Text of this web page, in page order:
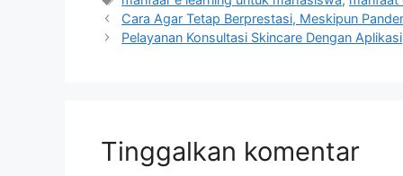
Cara Agar Tetap Berprestasi, Meskipun
Pelayanan Konsultasi Skincare Dengan Aplikasi
Tinggalkan komentar